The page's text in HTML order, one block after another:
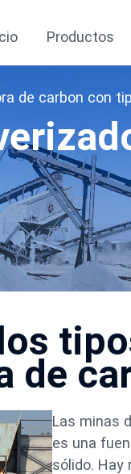
Productos
de carbon con
de
Las minas
es una
sólido.